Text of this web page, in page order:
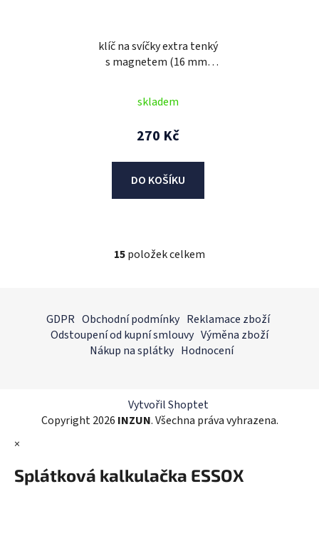
klíč na svíčky extra tenký
s magnetem (16 mm)
skladem
270 Kč
DO KOŠÍKU
O
d
a
c
r
v
v
ý
15položek celkem
GDPR Obchodní podmínky Reklamace zboží
Odstoupení od kupní smlouvy Výměna zboží
Nákup na splátky Hodnocení
Vytvořil Shoptet
Copyright 2026 INZUN. Všechna práva vyhrazena.
×
Splátková kalkulačka ESSOX